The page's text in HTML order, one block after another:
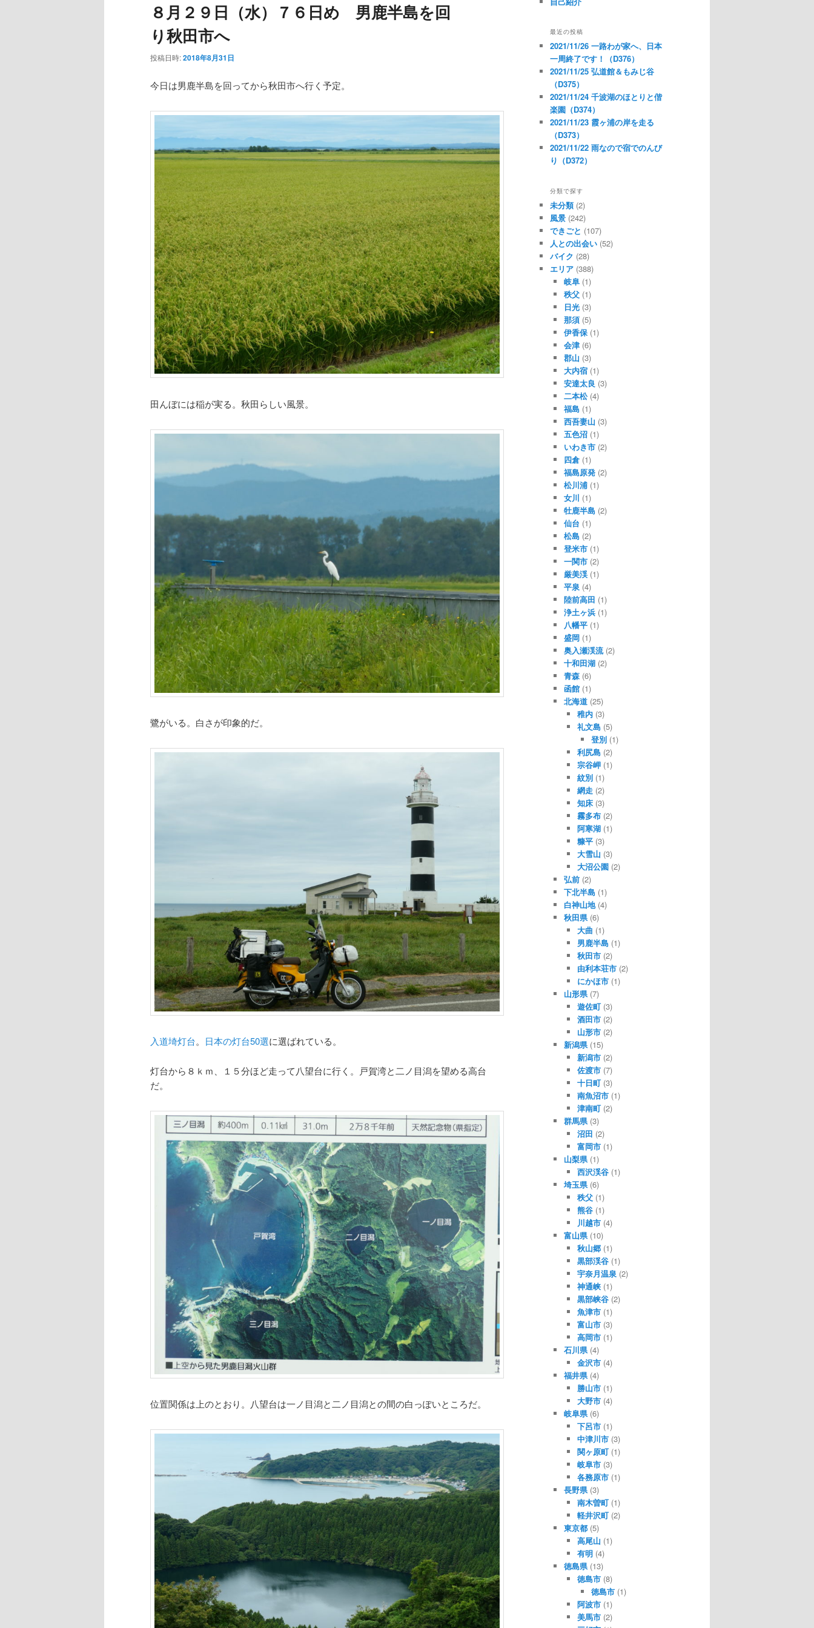
８月２９日（水）７６日め 男鹿半島を回
り秋田市へ
投稿日時:2018年8月31日
今日は男鹿半島を回ってから秋田市へ行く予定。
田んぼには稲が実る。秋田らしい風景。
鷺がいる。白さが印象的だ。
入道埼灯台。 日本の灯台50選に選ばれている。
灯台から８ｋｍ、１５分ほど走って八望台に行く。戸賀湾と二ノ目潟を望める高台
だ。
位置関係は上のとおり。八望台は一ノ目潟と 二ノ目潟との間の白っぽいところだ。
最近の投稿
2021/11/26 一路わが家へ、日本
一周終了です！（D376）
2021/11/25 弘道館＆もみじ谷
（D375）
2021/11/24 千波湖のほとりと偕
楽園（D374）
2021/11/23 霞ヶ浦の岸を走る
（D373）
2021/11/22 雨なので宿でのんび
り（D372）
分類で探す
未分類(2)
風景 (242)
できごと (107)
人との出会い (52)
バイク (28)
エリア (388)
岐阜(1)
秩父(1)
日光(3)
那須(5)
伊香保(1)
会津(6)
郡山 (3)
大内宿(1)
安達太良 (3)
二本松(4)
福島(1)
西吾妻山 (3)
五色沼(1)
いわき市(2)
四倉(1)
福島原発(2)
松川浦(1)
女川 (1)
牡鹿半島(2)
仙台 (1)
松島(2)
登米市(1)
一関市(2)
厳美渓(1)
平泉 (4)
陸前高田 (1)
浄土ヶ浜(1)
八幡平(1)
盛岡(1)
奥入瀬渓流(2)
十和田湖(2)
青森(6)
函館(1)
北海道(25)
稚内 (3)
礼文島 (5)
登別(1)
利尻島 (2)
宗谷岬 (1)
紋別 (1)
網走 (2)
知床 (3)
霧多布 (2)
阿寒湖 (1)
糠平 (3)
大雪山 (3)
大沼公園 (2)
弘前(2)
下北半島(1)
白神山地(4)
秋田県(6)
大曲 (1)
男鹿半島 (1)
秋田市 (2)
由利本荘市 (2)
にかほ市 (1)
山形県(7)
遊佐町 (3)
酒田市 (2)
山形市 (2)
新潟県(15)
新潟市 (2)
佐渡市 (7)
十日町 (3)
南魚沼市 (1)
津南町 (2)
群馬県(3)
沼田 (2)
富岡市 (1)
山梨県(1)
西沢渓谷 (1)
埼玉県(6)
秩父 (1)
熊谷 (1)
川越市 (4)
富山県(10)
秋山郷 (1)
黒部渓谷 (1)
宇奈月温泉 (2)
神通峡 (1)
黒部峡谷 (2)
魚津市 (1)
富山市 (3)
高岡市 (1)
石川県(4)
金沢市 (4)
福井県(4)
勝山市 (1)
大野市 (4)
岐阜県(6)
下呂市 (1)
中津川市 (3)
関ヶ原町 (1)
岐阜市 (3)
各務原市 (1)
長野県(3)
南木曽町 (1)
軽井沢町 (2)
東京都(5)
高尾山 (1)
有明 (4)
徳島県(13)
徳島市 (8)
徳島市(1)
阿波市 (1)
美馬市 (2)